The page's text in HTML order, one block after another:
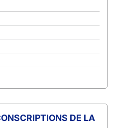
DE LA